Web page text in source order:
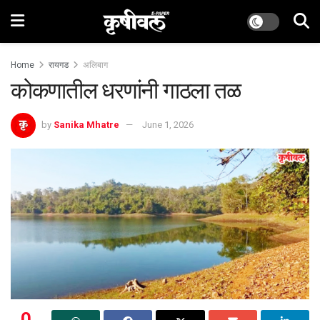
Home रायगड अलिबाग
कोकणातील धरणांनी गाठला तळ
by Sanika Mhatre June 1, 2026